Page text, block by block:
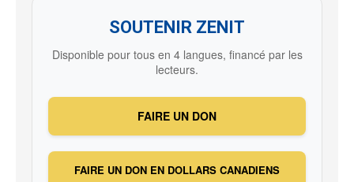
SOUTENIR ZENIT
Disponible pour tous en 4 langues, financé par les
lecteurs.
FAIRE UN DON
FAIRE UN DON EN DOLLARS CANADIENS